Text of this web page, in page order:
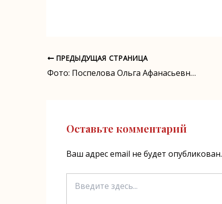
Навигация
по
ПРЕДЫДУЩАЯ СТРАНИЦА
Фото: Поспелова Ольга Афанасьевна (1889, с. Зуево, Моск. губ. — 1942, г Орехово-Зуево, Моск. обл). Фото: 1916 год, Москва.
Оставьте комментарий
Ваш адрес email не будет опубликован.
здесь...